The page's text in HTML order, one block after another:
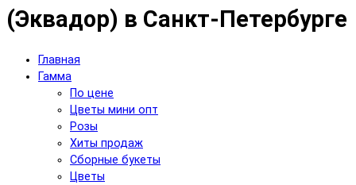
(Эквадор) в Санкт-Петербурге
Главная
Гамма
По цене
Цветы мини опт
Розы
Хиты продаж
Сборные букеты
Цветы